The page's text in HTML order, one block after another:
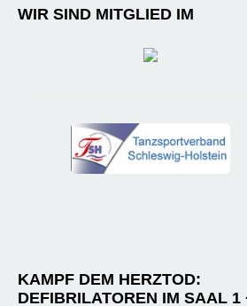
WIR SIND MITGLIED IM
KAMPF DEM HERZTOD:
DEFIBRILATOREN IM SAAL 1